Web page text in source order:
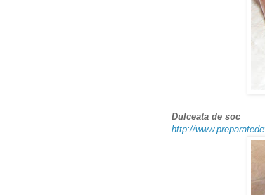
Dulceata de soc
http://